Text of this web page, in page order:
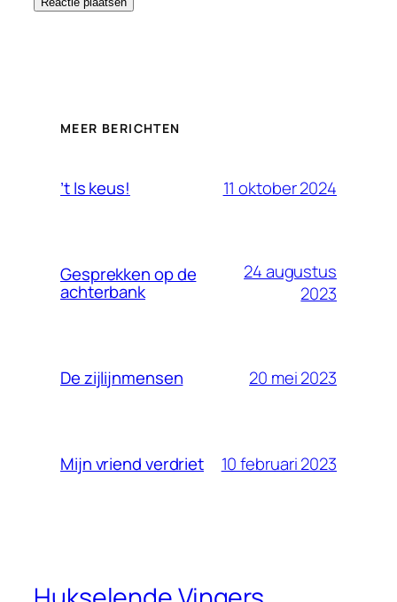
MEER BERICHTEN
’t Is keus! 11 oktober 2024
Gesprekken op de
achterbank
24 augustus
2023
De zijlijnmensen 20 mei 2023
Mijn vriend verdriet 10 februari 2023